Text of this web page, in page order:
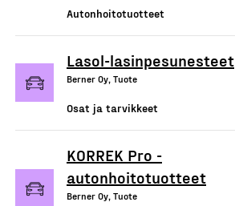
Autonhoitotuotteet
Lasol-lasinpesunesteet
Berner Oy, Tuote
Osat ja tarvikkeet
KORREK Pro -
autonhoitotuotteet
Berner Oy, Tuote